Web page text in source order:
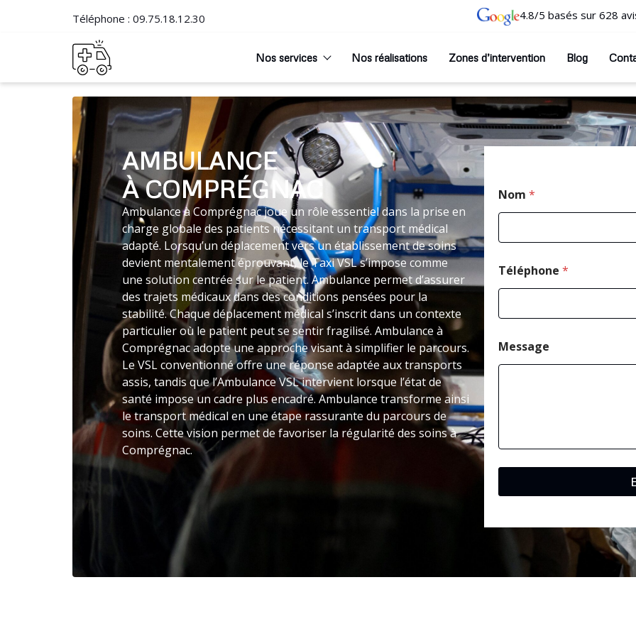
Téléphone : 09.75.18.12.30 4.8/5 basés sur 628
Nos services Nos réalisations Zones d’intervention Blog
AMBULANCE
À COMPRÉGNAC
Ambulance à Comprégnac joue un rôle essentiel dans la prise en
charge globale des patients nécessitant un transport médical
adapté. Lorsqu’un déplacement vers un établissement de soins
devient mentalement éprouvant, le Taxi VSL s’impose comme
une solution centrée sur le patient. Ambulance permet d’assurer
des trajets médicaux dans des conditions pensées pour la
stabilité. Chaque déplacement médical s’inscrit dans un contexte
particulier où le patient peut se sentir fragilisé. Ambulance à
Comprégnac adopte une approche visant à simplifier le parcours.
Le VSL conventionné offre une réponse adaptée aux transports
assis, tandis que l’Ambulance VSL intervient lorsque l’état de
santé impose un cadre plus encadré. Ambulance transforme ainsi
le transport médical en une étape rassurante du parcours de
soins. Cette vision permet de favoriser la régularité des soins à
Comprégnac.
Nom *
Téléphone *
Message